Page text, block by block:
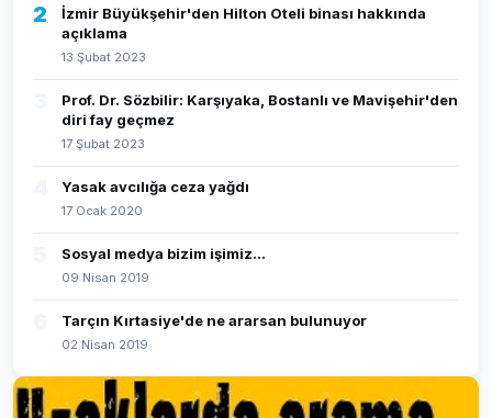
2
İzmir Büyükşehir'den Hilton Oteli binası hakkında
açıklama
13 Şubat 2023
Prof. Dr. Sözbilir: Karşıyaka, Bostanlı ve Mavişehir'den
diri fay geçmez
17 Şubat 2023
Yasak avcılığa ceza yağdı
17 Ocak 2020
Sosyal medya bizim işimiz...
09 Nisan 2019
Tarçın Kırtasiye'de ne ararsan bulunuyor
02 Nisan 2019